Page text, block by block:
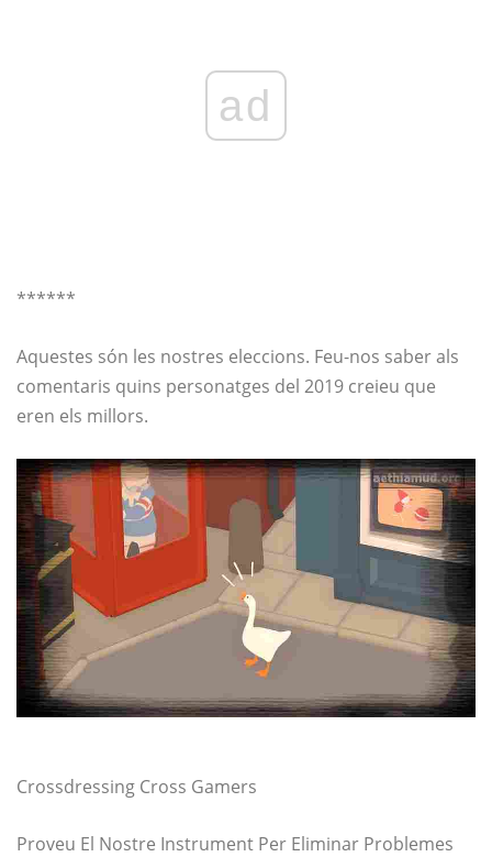
ad
******
Aquestes són les nostres eleccions. Feu-nos saber als
comentaris quins personatges del 2019 creieu que
eren els millors.
Crossdressing Cross Gamers
Proveu El Nostre Instrument Per Eliminar Problemes